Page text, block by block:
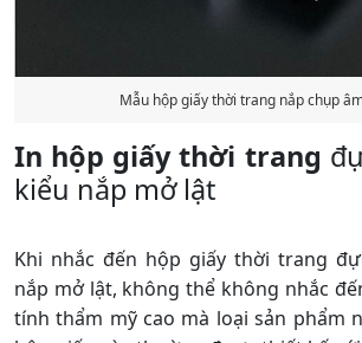
Mẫu hộp giấy thời trang nắp chụp
In hộp giấy thời trang
kiểu nắp mở lật
Khi nhắc đến hộp giấy thời trang
nắp mở lật, không thể không nhắc
tính thẩm mỹ cao mà loại sản phẩm